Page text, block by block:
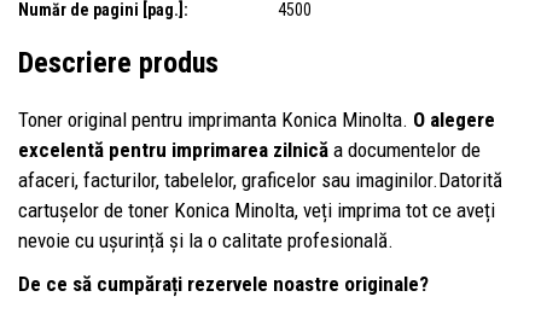
Număr de pagini [pag.]: 4500
Descriere produs
Toner original pentru imprimanta Konica Minolta. O alegere
excelentă pentru imprimarea zilnică a documentelor de
afaceri, facturilor, tabelelor, graficelor sau imaginilor.Datorită
cartușelor de toner Konica Minolta, veți imprima tot ce aveți
nevoie cu ușurință și la o calitate profesională.
De ce să cumpărați rezervele noastre originale?